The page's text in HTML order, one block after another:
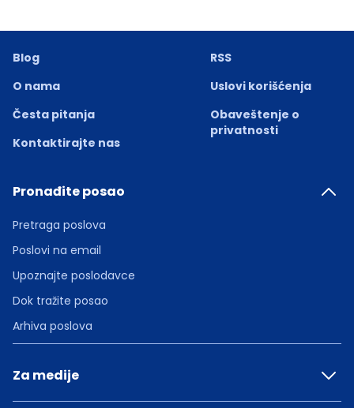
Blog
O nama
Česta pitanja
Kontaktirajte nas
RSS
Uslovi korišćenja
Obaveštenje o
privatnosti
Pronađite posao
Pretraga poslova
Poslovi na email
Upoznajte poslodavce
Dok tražite posao
Arhiva poslova
Za medije